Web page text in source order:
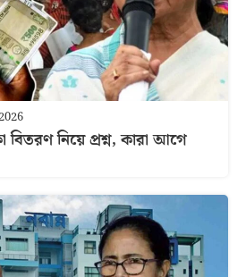
বিতরণ নিয়ে প্রশ্ন, কারা আগে